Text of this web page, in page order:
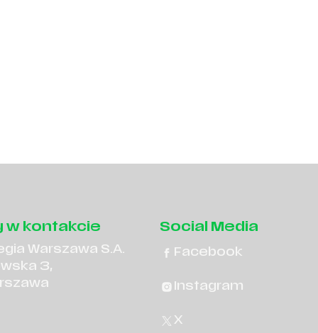
w kontakcie
Warszawa S.A.
3,
Social Media
Facebook
Instagram
X